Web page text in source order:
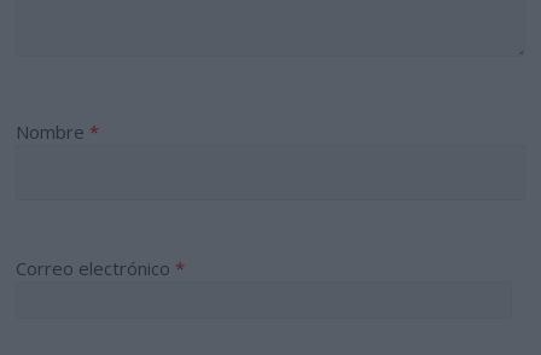
Nombre *
Correo electrónico *